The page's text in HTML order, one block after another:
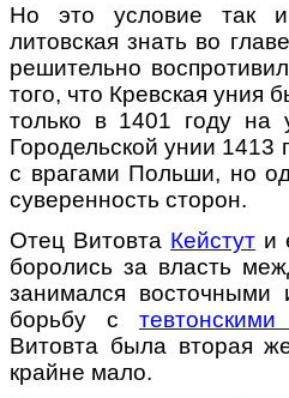
Но это условие так и
литовская знать во
решительно
того, что Кревская уния
только в 1401 году на
Городельской унии 1413
с врагами Польши, но
суверенность сторон.
Отец Витовта Кейстут и
боролись за власть
занимался
борьбу с
Витовта была вторая
крайне мало.